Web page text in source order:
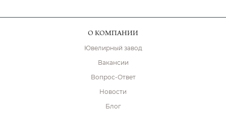
О КОМПАНИИ
Ювелирный завод
Вакансии
Вопрос-Ответ
Новости
Блог